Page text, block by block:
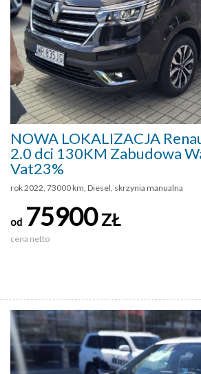
NOWA LOKALIZACJA
2.0 dci 130KM Zabudowa
Vat23%
rok 2022, 73000 km, Diesel, skrzynia manualna
od 75900ZŁ
cena netto